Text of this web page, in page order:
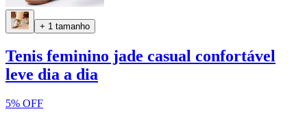
+ 1 tamanho
Tenis feminino jade casual confortável
leve dia a dia
5% OFF